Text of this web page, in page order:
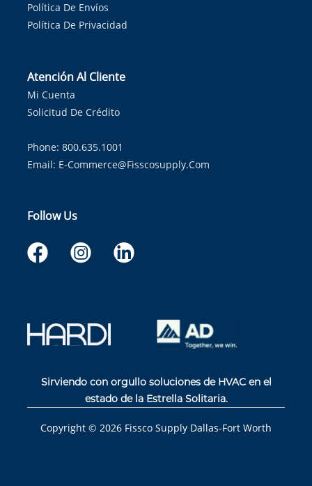
Política De Envíos
Política De Privacidad
Atención Al Cliente
Mi Cuenta
Solicitud De Crédito
Phone: 800.635.1001
Email: E-Commerce@fisscosupply.com
Follow Us
Sirviendo con orgullo soluciones de HVAC en el
estado de la Estrella Solitaria.
Copyright © 2026 Fissco Supply Dallas-Fort Worth